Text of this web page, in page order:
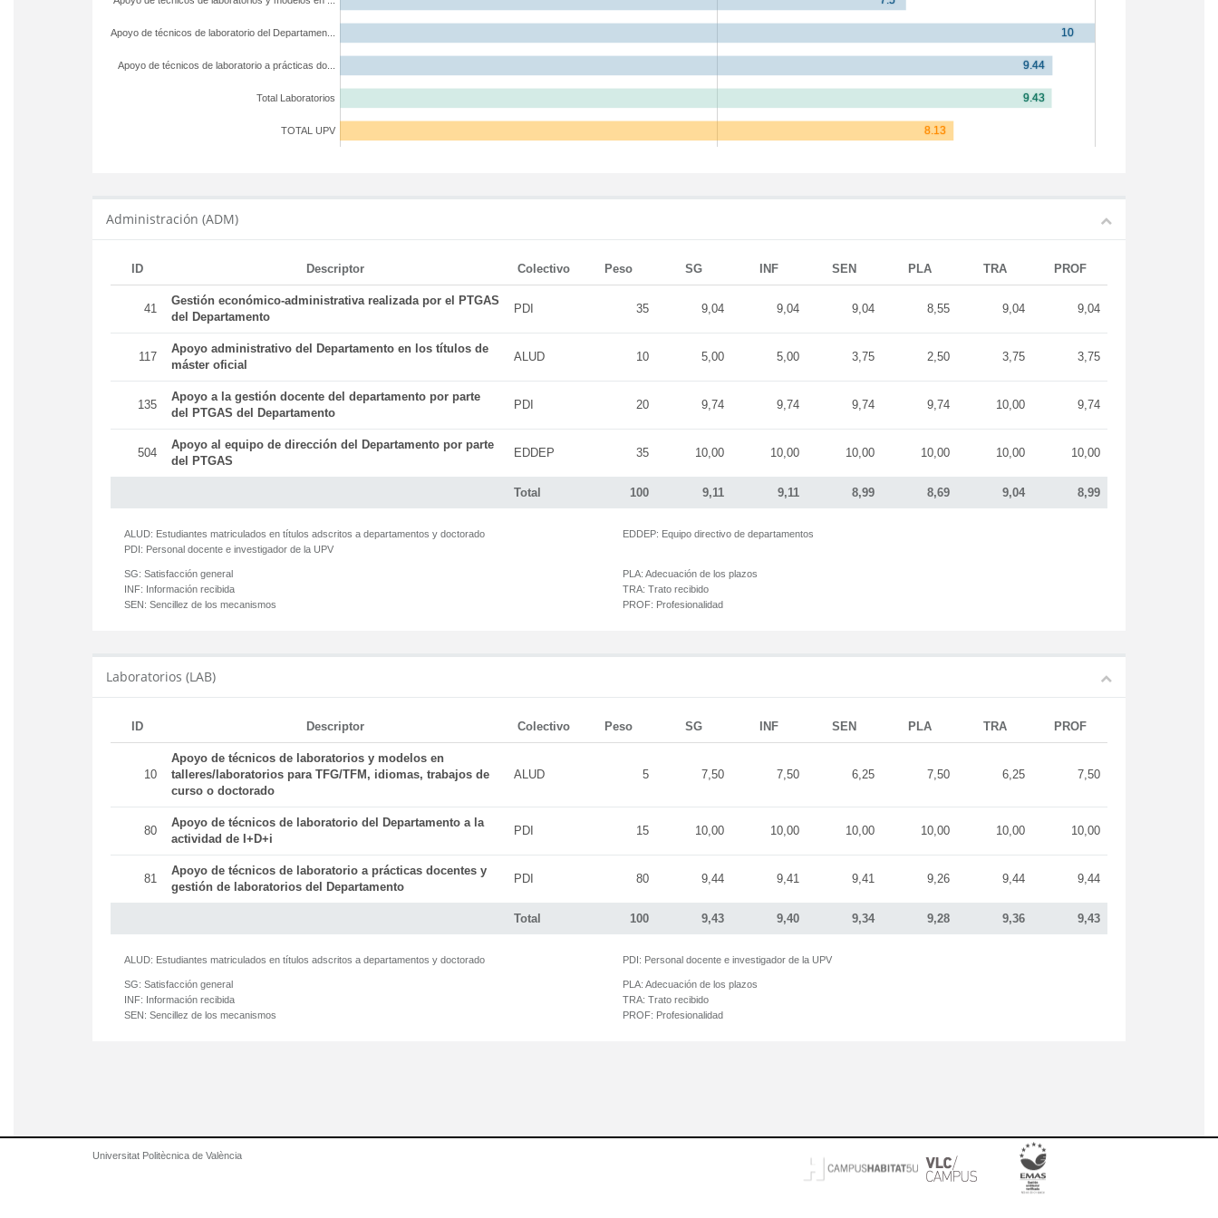
TOTAL UPV
Total Laboratorios
Apoyo de técnicos de laboratorio a prácticas do...
Apoyo de técnicos de laboratorio del Departamen...
Administración (ADM)
ID Descriptor Colectivo Peso SG INF SEN PLA TRA PROF
Total 100 9,11 9,11 8,99 8,69 9,04 8,99
41
Gestión económico-administrativa realizada por el PTGAS
del Departamento
PDI 35 9,04 9,04 9,04 8,55 9,04 9,04
117
Apoyo administrativo del Departamento en los títulos de
máster oficial
ALUD 10 5,00 5,00 3,75 2,50 3,75 3,75
135
Apoyo a la gestión docente del departamento por parte
del PTGAS del Departamento
PDI 20 9,74 9,74 9,74 9,74 10,00 9,74
504
Apoyo al equipo de dirección del Departamento por parte
del PTGAS
EDDEP 35 10,00 10,00 10,00 10,00 10,00 10,00
ALUD: Estudiantes matriculados en títulos adscritos a departamentos y doctorado
PDI: Personal docente e investigador de la UPV
EDDEP: Equipo directivo de departamentos
SG: Satisfacción general
INF: Información recibida
SEN: Sencillez de los mecanismos
PLA: Adecuación de los plazos
TRA: Trato recibido
PROF: Profesionalidad
Laboratorios (LAB)
ID Descriptor Colectivo Peso SG INF SEN PLA TRA PROF
Total 100 9,43 9,40 9,34 9,28 9,36 9,43
10
Apoyo de técnicos de laboratorios y modelos en
talleres/laboratorios para TFG/TFM, idiomas, trabajos de
curso o doctorado
ALUD 5 7,50 7,50 6,25 7,50 6,25 7,50
80
Apoyo de técnicos de laboratorio del Departamento a la
actividad de I+D+i
PDI 15 10,00 10,00 10,00 10,00 10,00 10,00
81
Apoyo de técnicos de laboratorio a prácticas docentes y
gestión de laboratorios del Departamento
PDI 80 9,44 9,41 9,41 9,26 9,44 9,44
ALUD: Estudiantes matriculados en títulos adscritos a departamentos y doctorado PDI: Personal docente e investigador de la UPV
SG: Satisfacción general
INF: Información recibida
SEN: Sencillez de los mecanismos
PLA: Adecuación de los plazos
TRA: Trato recibido
PROF: Profesionalidad
Universitat Politècnica de València